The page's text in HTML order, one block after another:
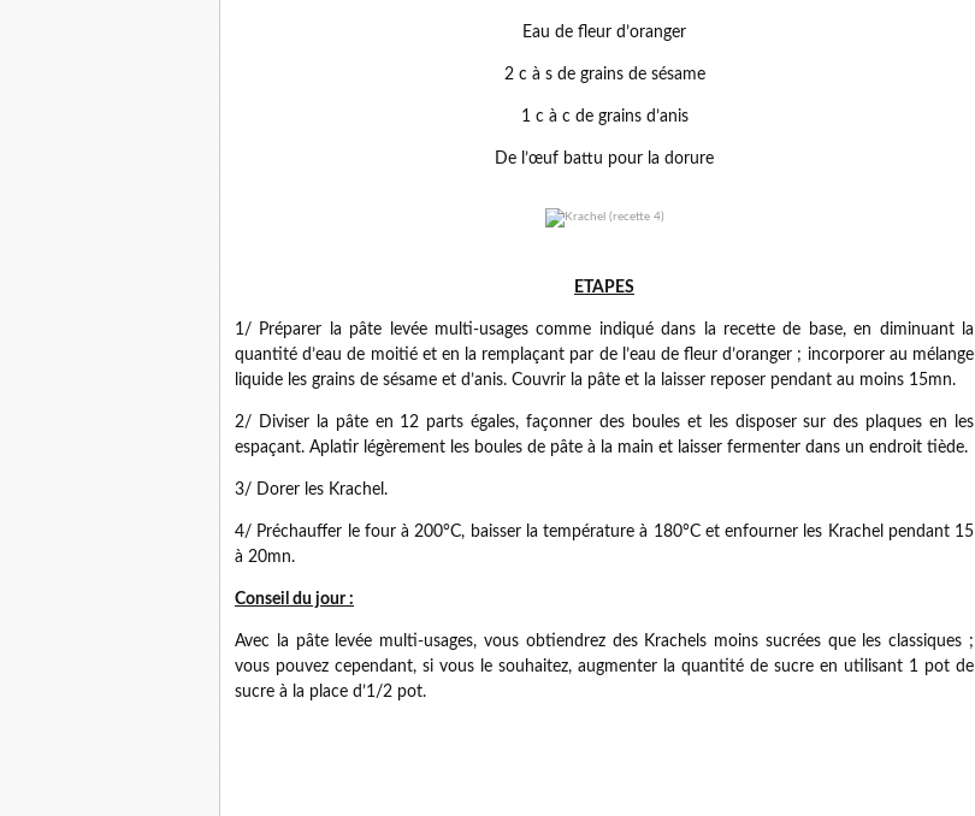
Eau de fleur d’oranger
2 c à s de grains de sésame
1 c à c de grains d’anis
De l’œuf battu pour la dorure
ETAPES
1/ Préparer la pâte levée multi-usages comme indiqué dans la recette de base, en diminuant la
quantité d’eau de moitié et en la remplaçant par de l’eau de fleur d’oranger ; incorporer au mélange
liquide les grains de sésame et d’anis. Couvrir la pâte et la laisser reposer pendant au moins 15mn.
2/ Diviser la pâte en 12 parts égales, façonner des boules et les disposer sur des plaques en les
espaçant. Aplatir légèrement les boules de pâte à la main et laisser fermenter dans un endroit tiède.
3/ Dorer les Krachel.
4/ Préchauffer le four à 200°C, baisser la température à 180°C et enfourner les Krachel pendant 15
à 20mn.
Conseil du jour :
Avec la pâte levée multi-usages, vous obtiendrez des Krachels moins sucrées que les classiques ;
vous pouvez cependant, si vous le souhaitez, augmenter la quantité de sucre en utilisant 1 pot de
sucre à la place d’1/2 pot.